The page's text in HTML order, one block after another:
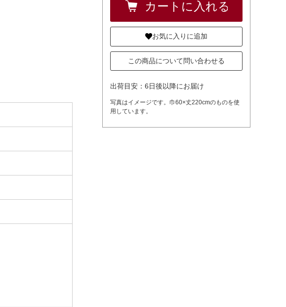
お気に入りに追加
この商品について問い合わせる
出荷目安：6日後以降にお届け
写真はイメージです。巾60×丈220cmのものを使
用しています。